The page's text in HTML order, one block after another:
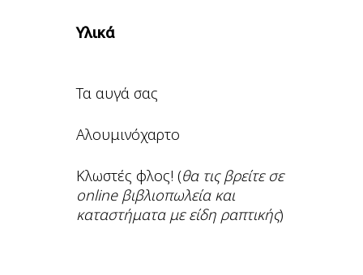
Υλικά
Τα αυγά σας
Αλουμινόχαρτο
Κλωστές φλος! (θα τις βρείτε σε
online βιβλιοπωλεία και
καταστήματα με είδη ραπτικής)